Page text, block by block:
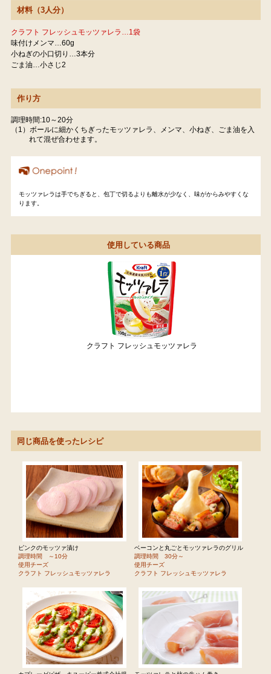
材料（3人分）
クラフト フレッシュモッツァレラ…1袋
味付けメンマ…60g
小ねぎの小口切り…3本分
ごま油…小さじ2
作り方
調理時間:10～20分
（1）ボールに細かくちぎったモッツァレラ、メンマ、小ねぎ、ごま油を入
れて混ぜ合わせます。
モッツァレラは手でちぎると、包丁で切るよりも離水が少なく、味がからみやすくな
ります。
使用している商品
クラフト フレッシュモッツァレラ
同じ商品を使ったレシピ
ピンクのモッツァ漬け
調理時間 ～10分
使用チーズ
クラフト フレッシュモッツァレラ
ベーコンと丸ごとモッツァレラのグリル
調理時間 30分～
使用チーズ
クラフト フレッシュモッツァレラ